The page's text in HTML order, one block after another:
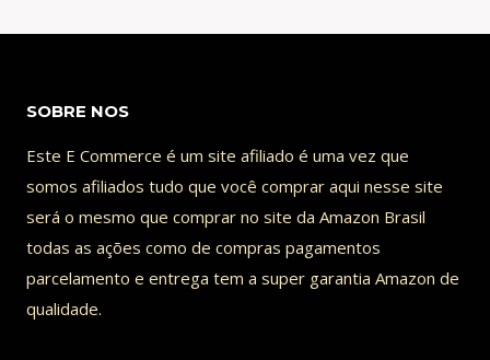
SOBRE NOS
Este E Commerce é um site afiliado é uma vez que
somos afiliados tudo que você comprar aqui nesse site
será o mesmo que comprar no site da Amazon Brasil
todas as ações como de compras pagamentos
parcelamento e entrega tem a super garantia Amazon de
qualidade.